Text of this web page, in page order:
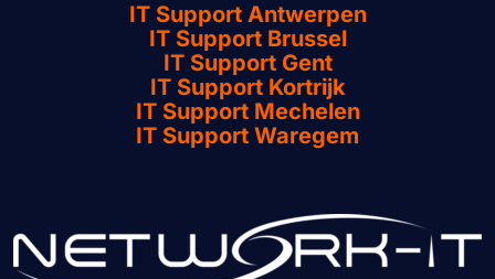
IT Support Antwerpen
IT Support Brussel
IT Support Gent
IT Support Kortrijk
IT Support Mechelen
IT Support Waregem